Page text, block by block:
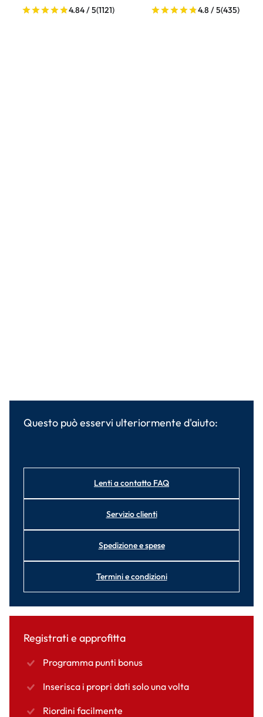
4.84 / 5(1121) 4.8 / 5(435)
Questo può esservi ulteriormente d'aiuto:
Lenti a contatto FAQ
Servizio clienti
Spedizione e spese
Termini e condizioni
Registrati e approfitta
Programma punti bonus
Inserisca i propri dati solo una volta
Riordini facilmente